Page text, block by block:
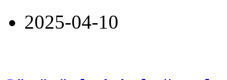
2025-04-10